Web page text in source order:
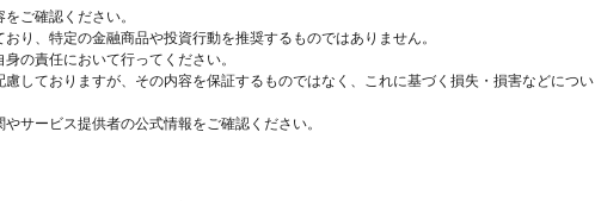
ご確認ください。
り、特定の金融商品や投資行動を推奨するものではありません。
の責任において行ってください。
しておりますが、その内容を保証するものではなく、これに基づく損失・損害などについ
サービス提供者の公式情報をご確認ください。